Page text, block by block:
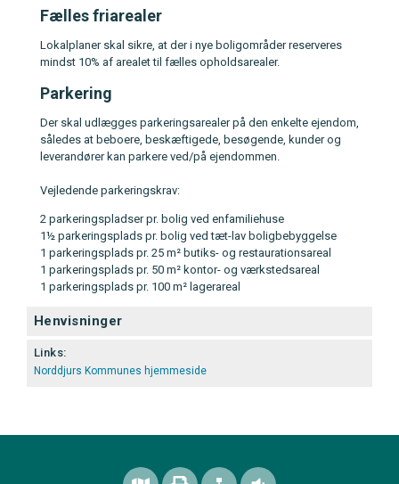
Fælles friarealer
Lokalplaner skal sikre, at der i nye boligområder reserveres
mindst 10% af arealet til fælles opholdsarealer.
Parkering
Der skal udlægges parkeringsarealer på den enkelte ejendom,
således at beboere, beskæftigede, besøgende, kunder og
leverandører kan parkere ved/på ejendommen.
Vejledende parkeringskrav:
2 parkeringspladser pr. bolig ved enfamiliehuse
1½ parkeringsplads pr. bolig ved tæt-lav boligbebyggelse
1 parkeringsplads pr. 25 m² butiks- og restaurationsareal
1 parkeringsplads pr. 50 m² kontor- og værkstedsareal
1 parkeringsplads pr. 100 m² lagerareal
Henvisninger
Links:
Norddjurs Kommunes hjemmeside